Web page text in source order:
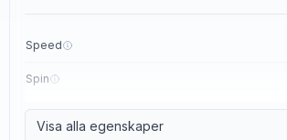
Speed
Spin
Visa alla egenskaper